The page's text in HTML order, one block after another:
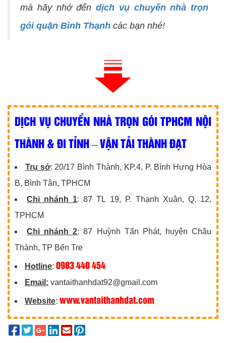
mà hãy nhớ đến dịch vụ chuyển nhà trọn
gói quận Bình Thạnh các bạn nhé!
DỊCH VỤ CHUYỂN NHÀ TRỌN GÓI TPHCM NỘI
THÀNH & ĐI TỈNH – VẬN TẢI THÀNH ĐẠT
Trụ sở: 20/17 Bình Thành, KP.4, P. Bình Hưng Hòa
B, Bình Tân, TPHCM
Chi nhánh 1: 87 TL 19, P. Thạnh Xuân, Q. 12,
TPHCM
Chi nhánh 2: 87 Huỳnh Tấn Phát, huyện Châu
Thành, TP Bến Tre
Hotline: 0983 440 454
Email: vantaithanhdat92@gmail.com
Website: www.vantaithanhdat.com